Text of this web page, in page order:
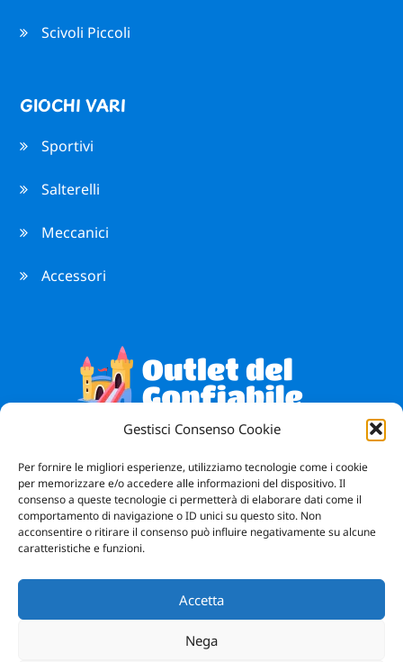
Gestisci Consenso Cookie
Per fornire le migliori esperienze, utilizziamo tecnologie come i cookie
per memorizzare e/o accedere alle informazioni del dispositivo. Il
consenso a queste tecnologie ci permetterà di elaborare dati come il
comportamento di navigazione o ID unici su questo sito. Non
acconsentire o ritirare il consenso può influire negativamente su alcune
caratteristiche e funzioni.
Accetta
Nega
Scivoli Piccoli
GIOCHI VARI
Sportivi
Salterelli
Meccanici
Accessori
Vendita Giochi Gonfiabili
Bergamo
Facebook Instagram WhatsApp